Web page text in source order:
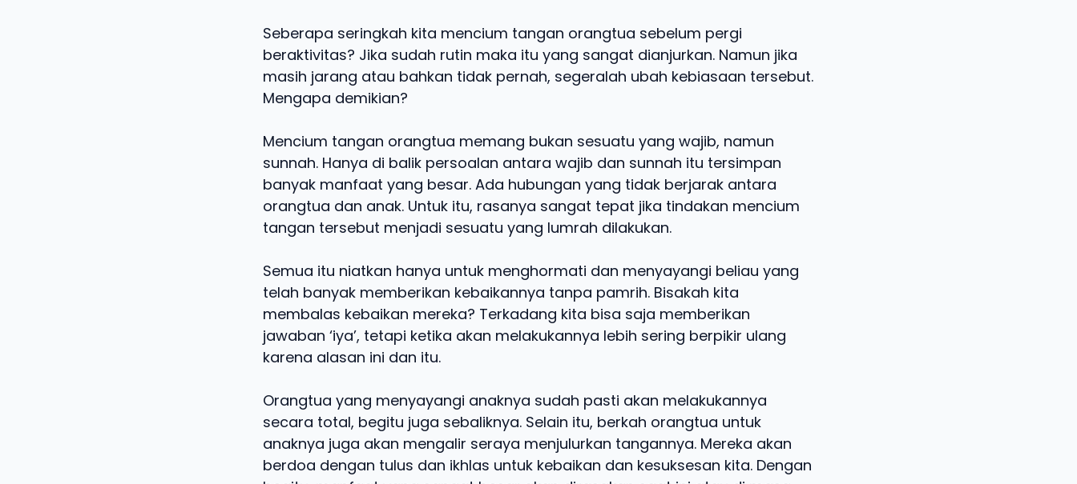
Seberapa seringkah kita mencium tangan orangtua sebelum pergi
beraktivitas? Jika sudah rutin maka itu yang sangat dianjurkan. Namun jika
masih jarang atau bahkan tidak pernah, segeralah ubah kebiasaan tersebut.
Mengapa demikian?
Mencium tangan orangtua memang bukan sesuatu yang wajib, namun
sunnah. Hanya di balik persoalan antara wajib dan sunnah itu tersimpan
banyak manfaat yang besar. Ada hubungan yang tidak berjarak antara
orangtua dan anak. Untuk itu, rasanya sangat tepat jika tindakan mencium
tangan tersebut menjadi sesuatu yang lumrah dilakukan.
Semua itu niatkan hanya untuk menghormati dan menyayangi beliau yang
telah banyak memberikan kebaikannya tanpa pamrih. Bisakah kita
membalas kebaikan mereka? Terkadang kita bisa saja memberikan
jawaban ‘iya’, tetapi ketika akan melakukannya lebih sering berpikir ulang
karena alasan ini dan itu.
Orangtua yang menyayangi anaknya sudah pasti akan melakukannya
secara total, begitu juga sebaliknya. Selain itu, berkah orangtua untuk
anaknya juga akan mengalir seraya menjulurkan tangannya. Mereka akan
berdoa dengan tulus dan ikhlas untuk kebaikan dan kesuksesan kita. Dengan